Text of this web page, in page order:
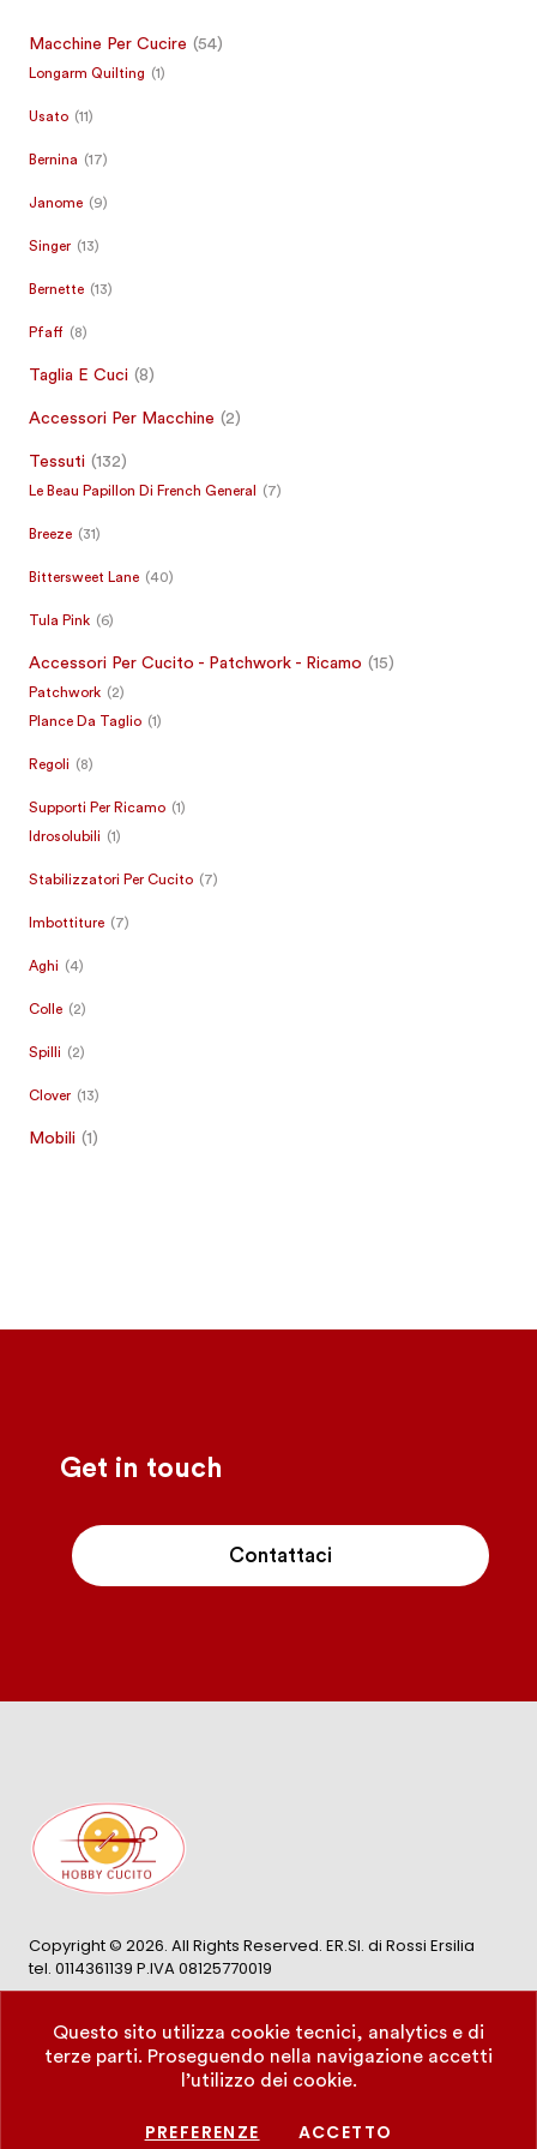
Macchine Per Cucire (54)
Longarm Quilting (1)
Usato (11)
Bernina (17)
Janome (9)
Singer (13)
Bernette (13)
Pfaff (8)
Taglia E Cuci (8)
Accessori Per Macchine (2)
Tessuti (132)
Le Beau Papillon Di French General (7)
Breeze (31)
Bittersweet Lane (40)
Tula Pink (6)
Accessori Per Cucito - Patchwork - Ricamo (15)
Patchwork (2)
Plance Da Taglio (1)
Regoli (8)
Supporti Per Ricamo (1)
Idrosolubili (1)
Stabilizzatori Per Cucito (7)
Imbottiture (7)
Aghi (4)
Colle (2)
Spilli (2)
Clover (13)
Mobili (1)
Get in touch
Contattaci
Copyright © 2026. All Rights Reserved. ER.SI. di Rossi Ersilia
tel. 0114361139 P.IVA 08125770019
PRIVACY
Questo sito utilizza cookie tecnici, analytics e di
terze parti. Proseguendo nella navigazione accetti
l’utilizzo dei cookie.
PREFERENZE ACCETTO